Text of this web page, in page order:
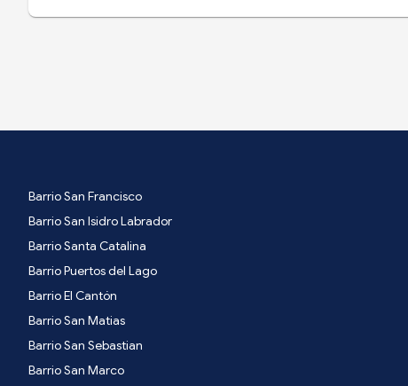
Barrio San Francisco
Barrio San Isidro Labrador
Barrio Santa Catalina
Barrio Puertos del Lago
Barrio El Cantón
Barrio San Matias
Barrio San Sebastian
Barrio San Marco